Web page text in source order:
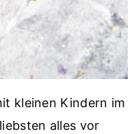
kleinen Kindern im
alles vor